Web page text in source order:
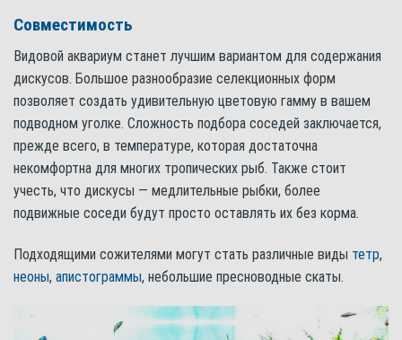
Совместимость
Видовой аквариум станет лучшим вариантом для содержания
дискусов. Большое разнообразие селекционных форм
позволяет создать удивительную цветовую гамму в вашем
подводном уголке. Сложность подбора соседей заключается,
прежде всего, в температуре, которая достаточна
некомфортна для многих тропических рыб. Также стоит
учесть, что дискусы — медлительные рыбки, более
подвижные соседи будут просто оставлять их без корма.
Подходящими сожителями могут стать различные виды тетр,
неоны, апистограммы, небольшие пресноводные скаты.